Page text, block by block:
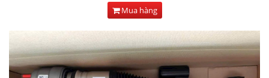
Mua hàng